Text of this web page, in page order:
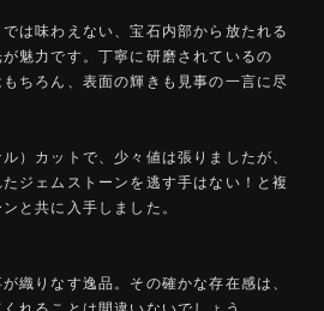
は味わえない、宝石内部から放たれる
魅力です。丁寧に研磨されているの
ちろん、表面の輝きも見事の一言に尽
）カットで、少々値は張りましたが、
ジェムストーンを逃す手はない！と複
と共に入手しました。
織りなす逸品。その確かな存在感は、